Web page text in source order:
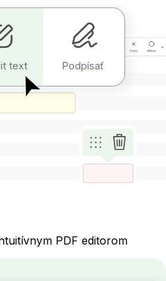
text Podpísať
PDF editorom